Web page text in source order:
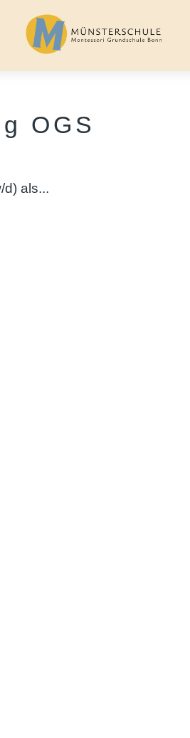
OGS
d) als...